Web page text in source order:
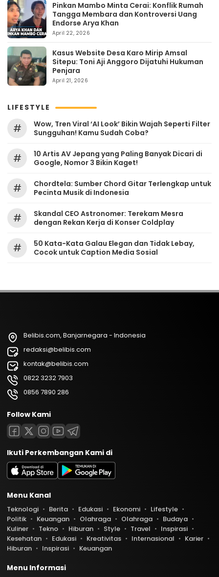
Pinkan Mambo Minta Cerai: Konflik Rumah
Tangga Membara dan Kontroversi Uang
Endorse Arya Khan
April 22, 2026
Kasus Website Desa Karo Mirip Amsal
Sitepu: Toni Aji Anggoro Dijatuhi Hukuman
Penjara
April 21, 2026
LIFESTYLE
#
Wow, Tren Viral ‘AI Look’ Bikin Wajah Seperti Filter
Sungguhan! Kamu Sudah Coba?
#
10 Artis AV Jepang yang Paling Banyak Dicari di
Google, Nomor 3 Bikin Kaget!
#
Chordtela: Sumber Chord Gitar Terlengkap untuk
Pecinta Musik di Indonesia
#
Skandal CEO Astronomer: Terekam Mesra
dengan Rekan Kerja di Konser Coldplay
#
50 Kata-Kata Galau Elegan dan Tidak Lebay,
Cocok untuk Caption Media Sosial
Belibis.com, Banjarnegara - Indonesia
redaksi@belibis.com
kontak@belibis.com
0822 3232 7903
0856 7890 286
Follow Kami
Ikuti Perkembangan Kami di
Menu Kanal
Teknologi Berita Edukasi Ekonomi
Lifestyle
Politik
Keuangan Olahraga Olahraga
Budaya
Kuliner
Tekno Hiburan Style Travel
Inspirasi
Kesehatan
Edukasi Kreativitas Internasional
Karier
Hiburan
Inspirasi Keuangan
Menu Informasi